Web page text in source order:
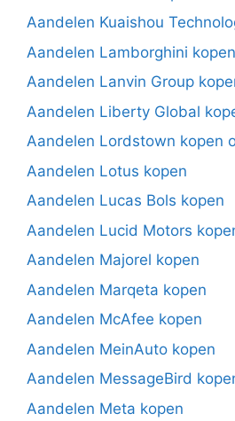
Aandelen Kuaishou
Aandelen Lamborghini kopen
Aandelen Lanvin Group
Aandelen Liberty Global
Aandelen Lordstown kopen
Aandelen Lotus kopen
Aandelen Lucas Bols kopen
Aandelen Lucid Motors
Aandelen Majorel kopen
Aandelen Marqeta kopen
Aandelen McAfee kopen
Aandelen MeinAuto kopen
Aandelen MessageBird
Aandelen Meta kopen